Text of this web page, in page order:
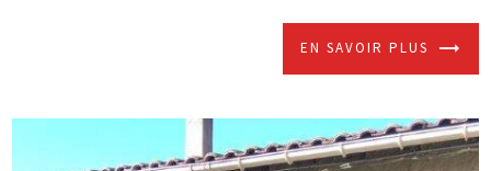
EN SAVOIR PLUS